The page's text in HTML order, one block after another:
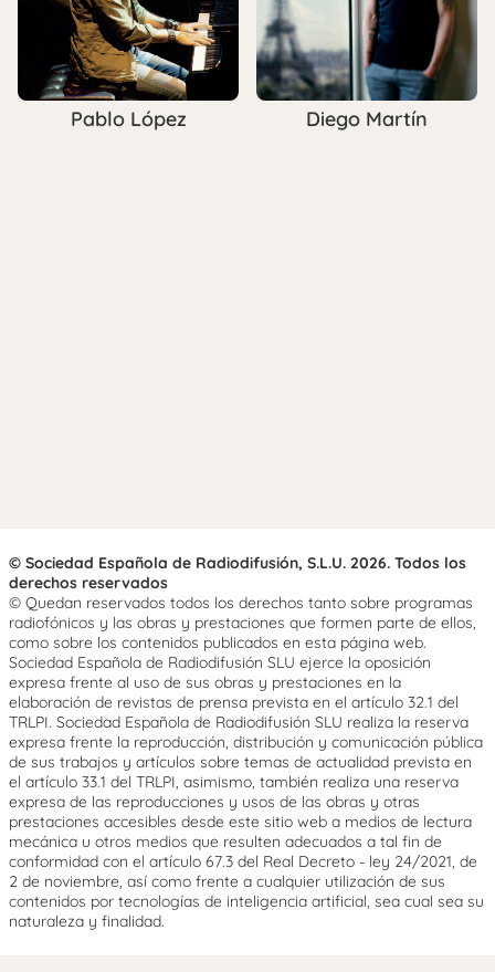
Pablo López Diego Martín
© Sociedad Española de Radiodifusión, S.L.U. 2026. Todos los
derechos reservados
© Quedan reservados todos los derechos tanto sobre programas
radiofónicos y las obras y prestaciones que formen parte de ellos,
como sobre los contenidos publicados en esta página web.
Sociedad Española de Radiodifusión SLU ejerce la oposición
expresa frente al uso de sus obras y prestaciones en la
elaboración de revistas de prensa prevista en el artículo 32.1 del
TRLPI. Sociedad Española de Radiodifusión SLU realiza la reserva
expresa frente la reproducción, distribución y comunicación pública
de sus trabajos y artículos sobre temas de actualidad prevista en
el artículo 33.1 del TRLPI, asimismo, también realiza una reserva
expresa de las reproducciones y usos de las obras y otras
prestaciones accesibles desde este sitio web a medios de lectura
mecánica u otros medios que resulten adecuados a tal fin de
conformidad con el artículo 67.3 del Real Decreto - ley 24/2021, de
2 de noviembre, así como frente a cualquier utilización de sus
contenidos por tecnologías de inteligencia artificial, sea cual sea su
naturaleza y finalidad.